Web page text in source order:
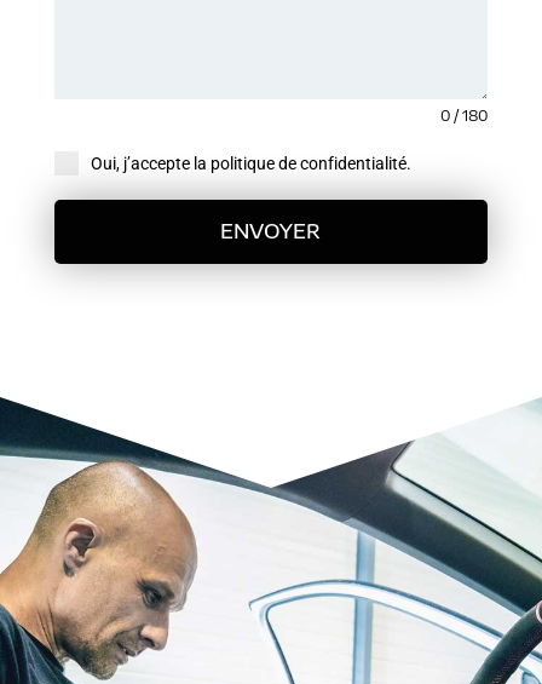
0 / 180
Oui, j’accepte la politique de confidentialité.
ENVOYER